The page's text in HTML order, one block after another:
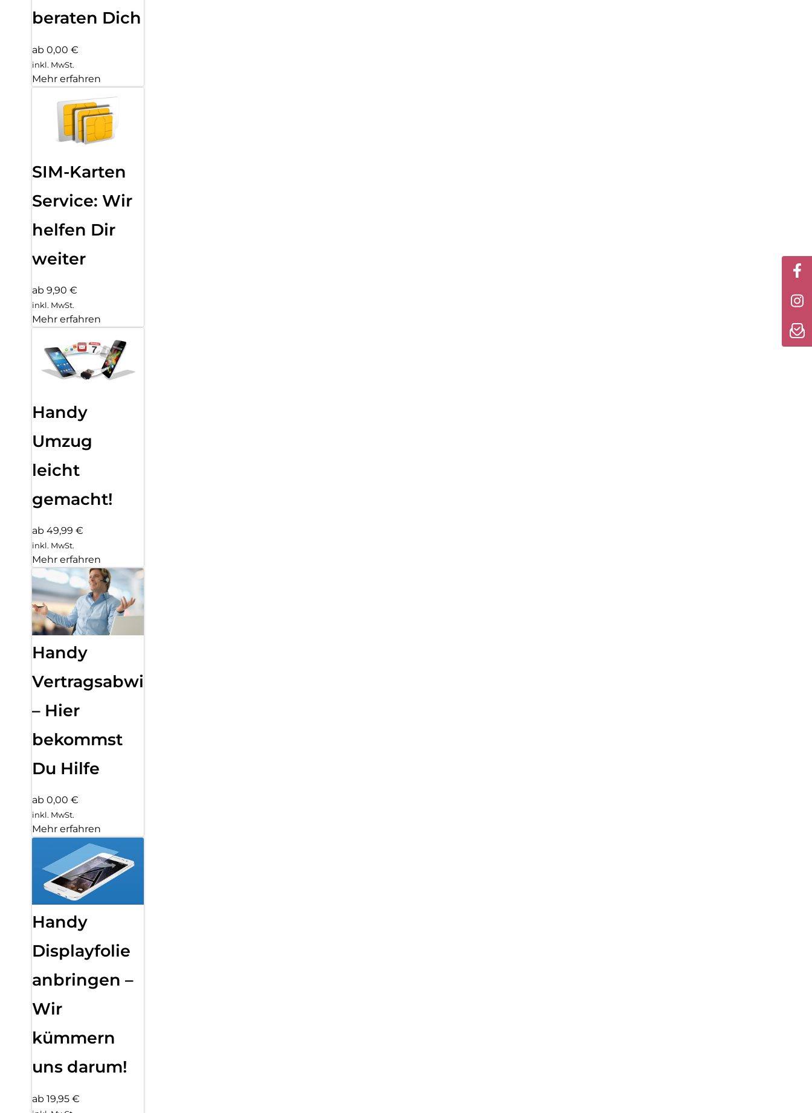
beraten Dich
ab 0,00 €
inkl. MwSt.
Mehr erfahren
SIM-Karten
Service: Wir
helfen Dir
weiter
ab 9,90 €
inkl. MwSt.
Mehr erfahren
Handy
Umzug
leicht
gemacht!
ab 49,99 €
inkl. MwSt.
Mehr erfahren
Handy
Vertragsabwicklung
– Hier
bekommst
Du Hilfe
ab 0,00 €
inkl. MwSt.
Mehr erfahren
Handy
Displayfolie
anbringen –
Wir
kümmern
uns darum!
ab 19,95 €